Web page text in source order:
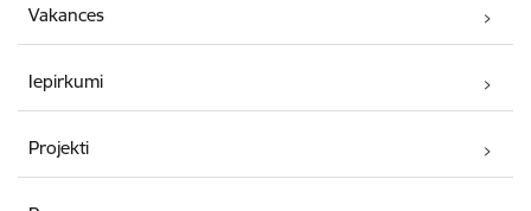
Vakances
Iepirkumi
Projekti